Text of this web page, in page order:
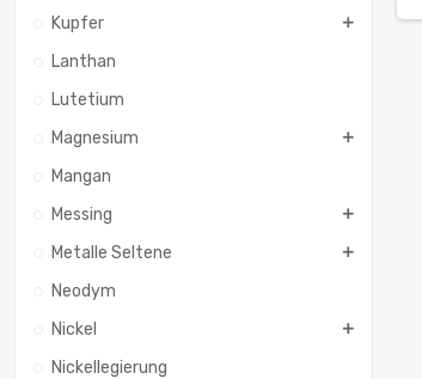
Kupfer
Lanthan
Lutetium
Magnesium
Mangan
Messing
Metalle Seltene
Neodym
Nickel
Nickellegierung